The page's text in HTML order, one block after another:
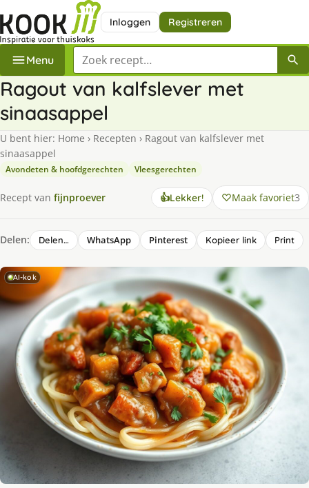
Inloggen Registreren
Menu Zoek een recept
Ragout van kalfslever met
sinaasappel
U bent hier: Home › Recepten › Ragout van kalfslever met
sinaasappel
Avondeten & hoofdgerechten Vleesgerechten
Recept van fijnproever 👍Lekker! Maak favoriet3
Delen: Delen… WhatsApp Pinterest Kopieer link Print
AI-kok